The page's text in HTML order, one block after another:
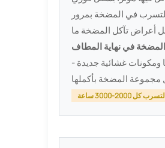
في المضخة بمرور
أعراض تآكل المضخة ما
في نهاية المطاف
ومكونات غشائية جديدة -